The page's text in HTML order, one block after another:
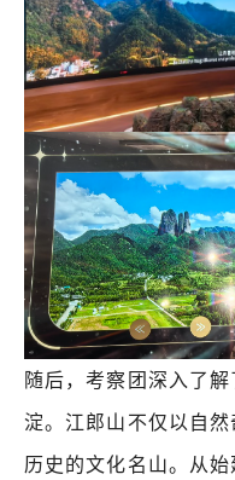
随后，考察团深入了
淀。江郎山不仅以自
历史的文化名山。从